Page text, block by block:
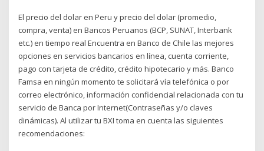
El precio del dolar en Peru y precio del dolar (promedio,
compra, venta) en Bancos Peruanos (BCP, SUNAT, Interbank
etc.) en tiempo real Encuentra en Banco de Chile las mejores
opciones en servicios bancarios en línea, cuenta corriente,
pago con tarjeta de crédito, crédito hipotecario y más. Banco
Famsa en ningún momento te solicitará vía telefónica o por
correo electrónico, información confidencial relacionada con tu
servicio de Banca por Internet(Contraseñas y/o claves
dinámicas). Al utilizar tu BXI toma en cuenta las siguientes
recomendaciones: